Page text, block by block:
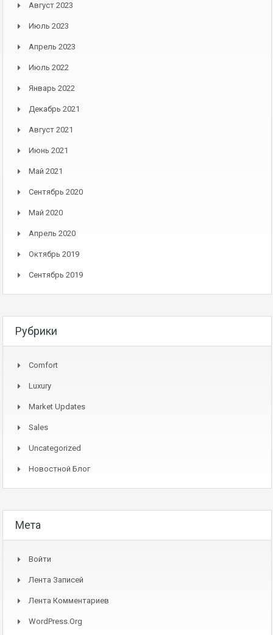
Август 2023
Июль 2023
Апрель 2023
Июль 2022
Январь 2022
Декабрь 2021
Август 2021
Июнь 2021
Май 2021
Сентябрь 2020
Май 2020
Апрель 2020
Октябрь 2019
Сентябрь 2019
Рубрики
Comfort
Luxury
Market Updates
Sales
Uncategorized
Новостной Блог
Мета
Войти
Лента Записей
Лента Комментариев
WordPress.org